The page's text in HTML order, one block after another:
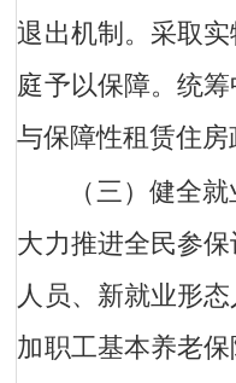
退出机制。采取
庭予以保障。统
与保障性租赁住
（三）健全
大力推进全民参
人员、新就业形
加职工基本养老